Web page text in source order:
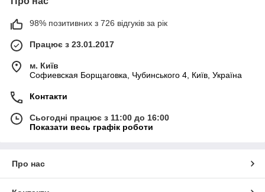
98% позитивних з 726 відгуків за рік
Працює з 23.01.2017
м. Київ
Софиевская Борщаговка, Чубинського 4, Київ, Україна
Контакти
Сьогодні працює з 11:00 до 16:00
Показати весь графік роботи
Про нас